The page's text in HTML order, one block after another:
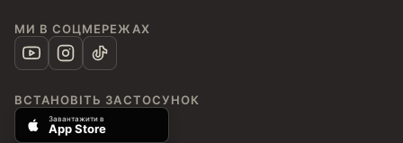
МИ В СОЦМЕРЕЖАХ
ВСТАНОВІТЬ ЗАСТОСУНОК
Завантажити в
App Store